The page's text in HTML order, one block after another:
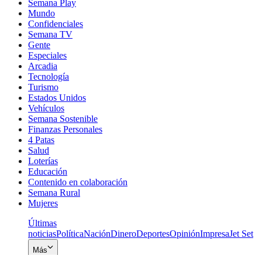
Semana Play
Mundo
Confidenciales
Semana TV
Gente
Especiales
Arcadia
Tecnología
Turismo
Estados Unidos
Vehículos
Semana Sostenible
Finanzas Personales
4 Patas
Salud
Loterías
Educación
Contenido en colaboración
Semana Rural
Mujeres
Últimas
noticiasPolíticaNaciónDineroDeportesOpiniónImpresaJet Set
Más